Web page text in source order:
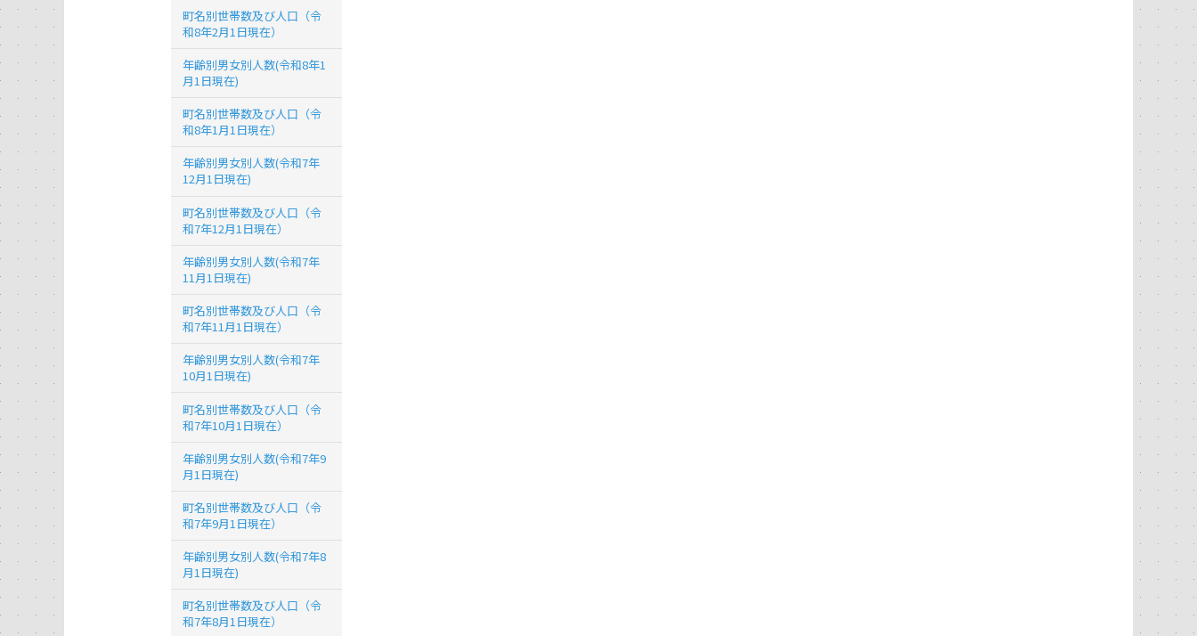
町名別世帯数及び人口（令
和8年2月1日現在）
年齢別男女別人数(令和8年1
月1日現在)
町名別世帯数及び人口（令
和8年1月1日現在）
年齢別男女別人数(令和7年
12月1日現在)
町名別世帯数及び人口（令
和7年12月1日現在）
年齢別男女別人数(令和7年
11月1日現在)
町名別世帯数及び人口（令
和7年11月1日現在）
年齢別男女別人数(令和7年
10月1日現在)
町名別世帯数及び人口（令
和7年10月1日現在）
年齢別男女別人数(令和7年9
月1日現在)
町名別世帯数及び人口（令
和7年9月1日現在）
年齢別男女別人数(令和7年8
月1日現在)
町名別世帯数及び人口（令
和7年8月1日現在）